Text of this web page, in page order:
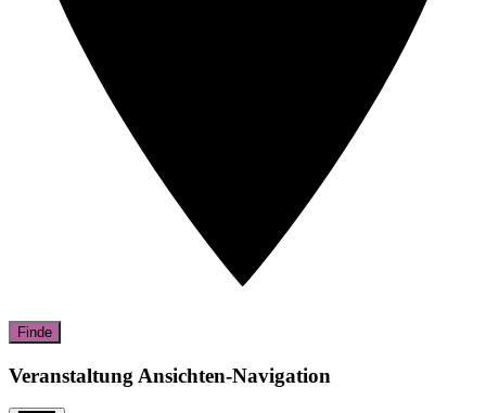
Finde
Veranstaltung Ansichten-Navigation